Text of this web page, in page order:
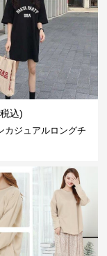
込)
カジュアルロングチ